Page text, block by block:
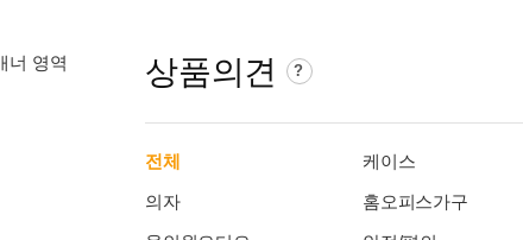
상품의견
상
?
전체 케이스
의자
홈오피스가구